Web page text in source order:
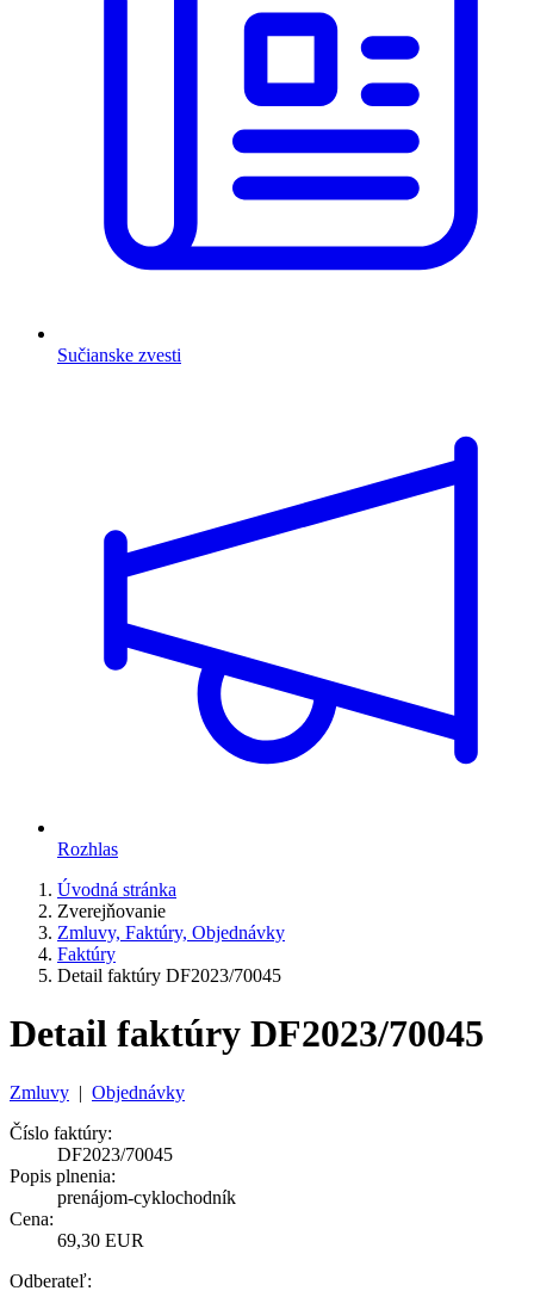
Sučianske zvesti
Rozhlas
Úvodná stránka
Zverejňovanie
Zmluvy, Faktúry, Objednávky
Faktúry
Detail faktúry DF2023/70045
Detail faktúry DF2023/70045
Zmluvy | Objednávky
Číslo faktúry:
DF2023/70045
Popis plnenia:
prenájom-cyklochodník
Cena:
69,30 EUR
Odberateľ: